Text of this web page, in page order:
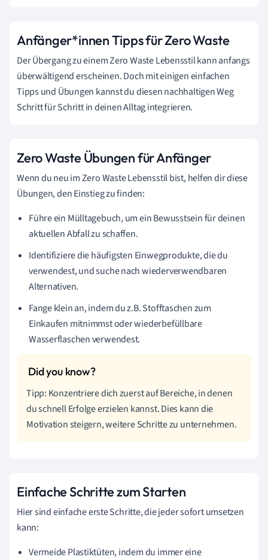
Anfänger*innen Tipps für Zero Waste
Der Übergang zu einem Zero Waste Lebensstil kann anfangs
überwältigend erscheinen. Doch mit einigen einfachen
Tipps und Übungen kannst du diesen nachhaltigen Weg
Schritt für Schritt in deinen Alltag integrieren.
Zero Waste Übungen für Anfänger
Wenn du neu im Zero Waste Lebensstil bist, helfen dir diese
Übungen, den Einstieg zu finden:
Führe ein Mülltagebuch, um ein Bewusstsein für deinen
aktuellen Abfall zu schaffen.
Identifiziere die häufigsten Einwegprodukte, die du
verwendest, und suche nach wiederverwendbaren
Alternativen.
Fange klein an, indem du z.B. Stofftaschen zum
Einkaufen mitnimmst oder wiederbefüllbare
Wasserflaschen verwendest.
Tipp: Konzentriere dich zuerst auf Bereiche, in denen
du schnell Erfolge erzielen kannst. Dies kann die
Motivation steigern, weitere Schritte zu unternehmen.
Einfache Schritte zum Starten
Hier sind einfache erste Schritte, die jeder sofort umsetzen
kann:
Vermeide Plastiktüten, indem du immer eine